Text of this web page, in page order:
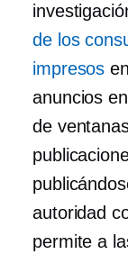
de los
impresos
anuncios
de
autoridad
permite a